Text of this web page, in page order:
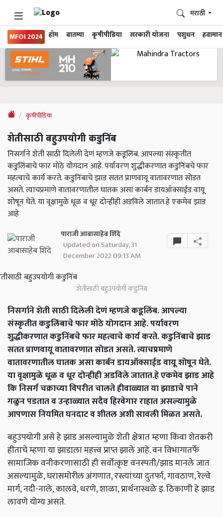
MFOI 2024 होम बातम्या कृषीपीडिया सरकारी योजना पशुधन हवामान
मराठी
कृषीपीडिया
शेतीसाठी बहुउपयोगी कडुनिंब
निसर्गाने शेती साठी दिलेली देणं म्हणजे कडूलिंब. आपल्या संस्कृतीत
कडुलिंबाचे फार मोठे योगदान आहे. पर्यावरण शुद्धीकरणात कडुनिंबचे फार
महत्वाचे कार्य करते. कडुनिंबाचे झाड सतत प्राणवायू वातावरणात सोडत
असते. त्याचप्रमाणे वातावरणातील घातक असा कार्बन डायऑक्साईड वायू
शोषून घेते. या वृक्षामुळे धूळ व धूर दोन्हीही अडविले जातात.हे एकमेव झाड
आहे
पाराजी आबासाहेब शिंदे
Updated on Saturday, 31
December 2022 09:13 AM
शेतीसाठी बहुउपयोगी कडुनिंब
निसर्गाने शेती साठी दिलेली देणं म्हणजे कडूलिंब. आपल्या
संस्कृतीत कडुलिंबाचे फार मोठे योगदान आहे. पर्यावरण
शुद्धीकरणात कडुनिंबचे फार महत्वाचे कार्य करते. कडुनिंबाचे झाड
सतत प्राणवायू वातावरणात सोडत असते. त्याचप्रमाणे
वातावरणातील घातक असा कार्बन डायऑक्साईड वायू शोषून घेते.
या वृक्षामुळे धूळ व धूर दोन्हीही अडविले जातात.हे एकमेव झाड आहे
कि निसर्ग चक्राच्या विपरीत चालते हीवाळ्यात या झाडाचे पाने
गळुन पडतात व उन्हाळ्यात सदैव हिरवेगार राहात असल्यामुळे
आपणास नियमित घनदाट व शीतल अशी सावली मिळत असते.
बहुउपयोगी असे हे झाड असल्यामुळे शेती क्षेत्रात म्हणा किंवा शेतकरी
हीताचे म्हणा या झाडाला महत्त्व प्राप्त झाले आहे. वन विभागातर्फे
सामाजिक वनीकरणासाठी ही सर्वोत्कृष्ट वनस्पती/झाड मानले जात
असल्यामुळे, घरासमोरील अंगणात, रस्त्यांच्या दुतर्फा, गावठाण, रेल्वे
मार्ग, नदी-नाले, कालवे, धरणे, शाळा, प्रार्थनास्थळे इ. ठिकाणी हे झाड
लावणे योग्य असते.